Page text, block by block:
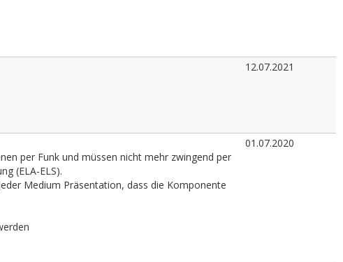
12.07.2021
per Funk und müssen nicht mehr zwingend per
(ELA-ELS).
Medium Präsentation, dass die Komponente
01.07.2020